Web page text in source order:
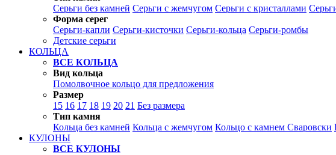
Серьги без камней Серьги с жемчугом Серьги с кристаллами
Форма серег
Серьги-капли Серьги-кисточки Серьги-кольца Серьги-ромбы
Детские серьги
КОЛЬЦА
ВСЕ КОЛЬЦА
Вид кольца
Помолвочное кольцо для предложения
Размер
15 16 17 18 19 20 21 Без размера
Тип камня
Кольца без камней Кольца с жемчугом Кольцо с камнем Сваровски
КУЛОНЫ
ВСЕ КУЛОНЫ